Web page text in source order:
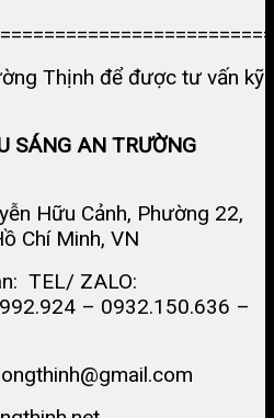
Thịnh để được tư vấn kỹ
SÁNG AN TRƯỜNG
Hữu Cảnh, Phường 22,
Chí Minh, VN
TEL/ ZALO:
– 0932.150.636 –